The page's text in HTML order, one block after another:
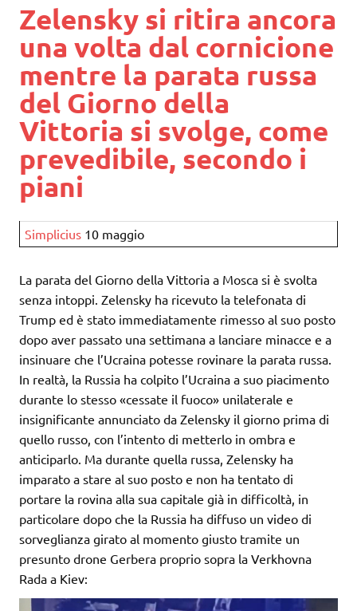
Zelensky si ritira ancora
una volta dal cornicione
mentre la parata russa
del Giorno della
Vittoria si svolge, come
prevedibile, secondo i
piani
Simplicius 10 maggio
La parata del Giorno della Vittoria a Mosca si è svolta
senza intoppi. Zelensky ha ricevuto la telefonata di
Trump ed è stato immediatamente rimesso al suo posto
dopo aver passato una settimana a lanciare minacce e a
insinuare che l’Ucraina potesse rovinare la parata russa.
In realtà, la Russia ha colpito l’Ucraina a suo piacimento
durante lo stesso «cessate il fuoco» unilaterale e
insignificante annunciato da Zelensky il giorno prima di
quello russo, con l’intento di metterlo in ombra e
anticiparlo. Ma durante quella russa, Zelensky ha
imparato a stare al suo posto e non ha tentato di
portare la rovina alla sua capitale già in difficoltà, in
particolare dopo che la Russia ha diffuso un video di
sorveglianza girato al momento giusto tramite un
presunto drone Gerbera proprio sopra la Verkhovna
Rada a Kiev: